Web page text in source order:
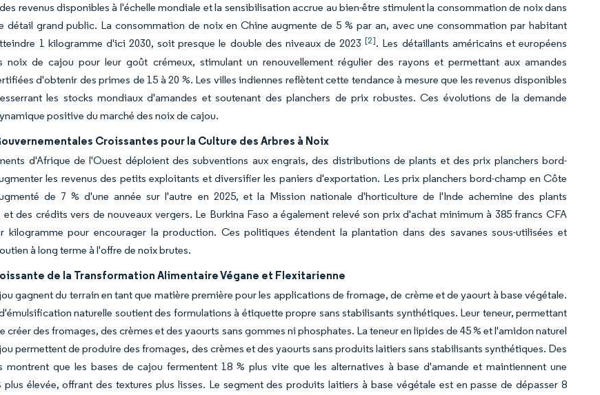
revenus disponibles à l'échelle mondiale et la sensibilisation accrue au bien-être stimulent la consommation de noix dans
détail grand public. La consommation de noix en Chine augmente de 5 % par an, avec une consommation par habitant
1 kilogramme d'ici 2030, soit presque le double des niveaux de 2023[2]. Les détaillants américains et européens
noix de cajou pour leur goût crémeux, stimulant un renouvellement régulier des rayons et permettant aux amandes
d'obtenir des primes de 15 à 20 %. Les villes indiennes reflètent cette tendance à mesure que les revenus disponibles
les stocks mondiaux d'amandes et soutenant des planchers de prix robustes. Ces évolutions de la demande
positive du marché des noix de cajou.
Croissantes pour la Culture des Arbres à Noix
d'Afrique de l'Ouest déploient des subventions aux engrais, des distributions de plants et des prix planchers bord-
les revenus des petits exploitants et diversifier les paniers d'exportation. Les prix planchers bord-champ en Côte
de 7 % d'une année sur l'autre en 2025, et la Mission nationale d'horticulture de l'Inde achemine des plants
et des crédits vers de nouveaux vergers. Le Burkina Faso a également relevé son prix d'achat minimum à 385 francs CFA
kilogramme pour encourager la production. Ces politiques étendent la plantation dans des savanes sous-utilisées et
à long terme à l'offre de noix brutes.
de la Transformation Alimentaire Végane et Flexitarienne
gagnent du terrain en tant que matière première pour les applications de fromage, de crème et de yaourt à base végétale.
naturelle soutient des formulations à étiquette propre sans stabilisants synthétiques. Leur teneur, permettant
créer des fromages, des crèmes et des yaourts sans gommes ni phosphates. La teneur en lipides de 45 % et l'amidon naturel
permettent de produire des fromages, des crèmes et des yaourts sans produits laitiers sans stabilisants synthétiques. Des
montrent que les bases de cajou fermentent 18 % plus vite que les alternatives à base d'amande et maintiennent une
plus élevée, offrant des textures plus lisses. Le segment des produits laitiers à base végétale est en passe de dépasser 8